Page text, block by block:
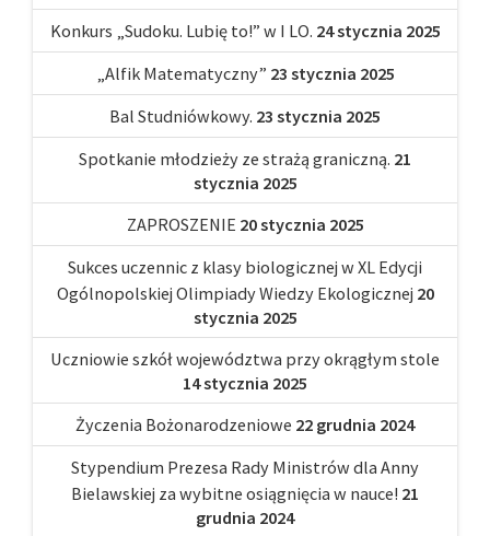
Konkurs „Sudoku. Lubię to!” w I LO. 24 stycznia 2025
„Alfik Matematyczny” 23 stycznia 2025
Bal Studniówkowy. 23 stycznia 2025
Spotkanie młodzieży ze strażą graniczną. 21
stycznia 2025
ZAPROSZENIE 20 stycznia 2025
Sukces uczennic z klasy biologicznej w XL Edycji
Ogólnopolskiej Olimpiady Wiedzy Ekologicznej 20
stycznia 2025
Uczniowie szkół województwa przy okrągłym stole
14 stycznia 2025
Życzenia Bożonarodzeniowe 22 grudnia 2024
Stypendium Prezesa Rady Ministrów dla Anny
Bielawskiej za wybitne osiągnięcia w nauce! 21
grudnia 2024